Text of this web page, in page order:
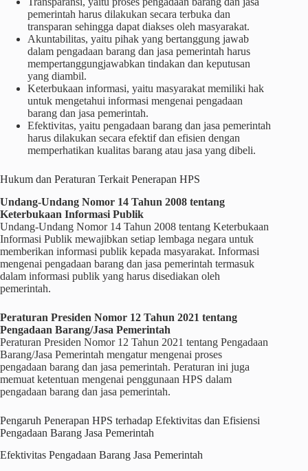
pemerintah harus dilakukan secara terbuka dan
transparan sehingga dapat diakses oleh masyarakat.
Akuntabilitas, yaitu pihak yang bertanggung jawab
dalam pengadaan barang dan jasa pemerintah harus
mempertanggungjawabkan tindakan dan keputusan
yang diambil.
Keterbukaan informasi, yaitu masyarakat memiliki hak
untuk mengetahui informasi mengenai pengadaan
barang dan jasa pemerintah.
Efektivitas, yaitu pengadaan barang dan jasa pemerintah
harus dilakukan secara efektif dan efisien dengan
memperhatikan kualitas barang atau jasa yang dibeli.
Hukum dan Peraturan Terkait Penerapan HPS
Undang-Undang Nomor 14 Tahun 2008 tentang
Keterbukaan Informasi Publik
Undang-Undang Nomor 14 Tahun 2008 tentang Keterbukaan
Informasi Publik mewajibkan setiap lembaga negara untuk
memberikan informasi publik kepada masyarakat. Informasi
mengenai pengadaan barang dan jasa pemerintah termasuk
dalam informasi publik yang harus disediakan oleh
pemerintah.
Peraturan Presiden Nomor 12 Tahun 2021 tentang
Pengadaan Barang/Jasa Pemerintah
Peraturan Presiden Nomor 12 Tahun 2021 tentang Pengadaan
Barang/Jasa Pemerintah mengatur mengenai proses
pengadaan barang dan jasa pemerintah. Peraturan ini juga
memuat ketentuan mengenai penggunaan HPS dalam
pengadaan barang dan jasa pemerintah.
Pengaruh Penerapan HPS terhadap Efektivitas dan Efisiensi
Pengadaan Barang Jasa Pemerintah
Efektivitas Pengadaan Barang Jasa Pemerintah